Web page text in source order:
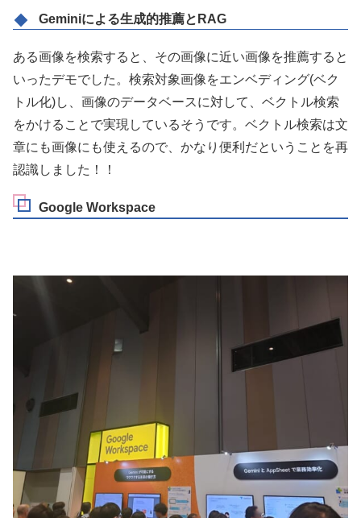
Geminiによる生成的推薦とRAG
ある画像を検索すると、その画像に近い画像を推薦すると
いったデモでした。検索対象画像をエンベディング(ベク
トル化)し、画像のデータベースに対して、ベクトル検索
をかけることで実現しているそうです。ベクトル検索は文
章にも画像にも使えるので、かなり便利だということを再
認識しました！！
Google Workspace